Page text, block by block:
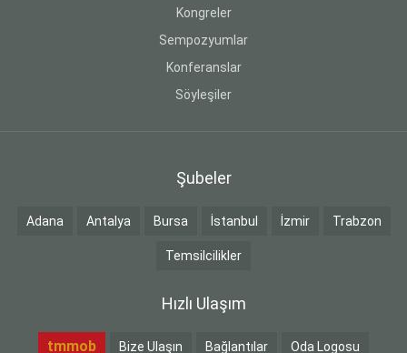
Kongreler
Sempozyumlar
Konferanslar
Söyleşiler
Şubeler
Adana Antalya Bursa İstanbul İzmir Trabzon
Temsilcilikler
Hızlı Ulaşım
tmmob Bize Ulaşın Bağlantılar Oda Logosu